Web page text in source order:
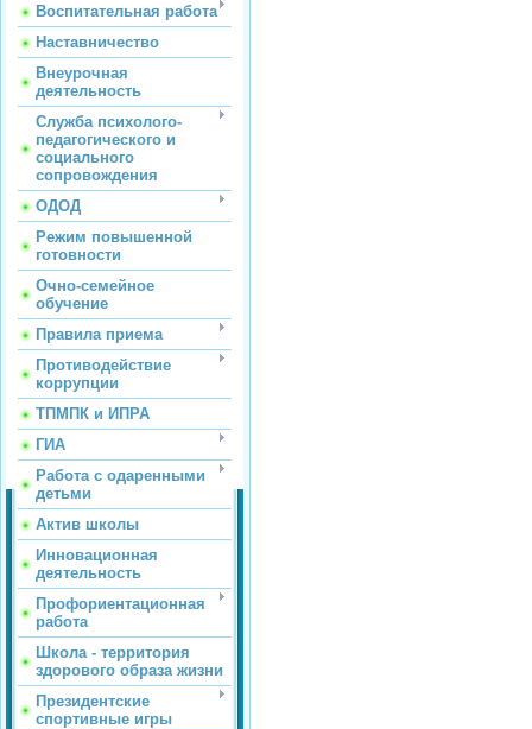
Воспитательная работа
Наставничество
Внеурочная
деятельность
Служба психолого-
педагогического и
социального
сопровождения
ОДОД
Режим повышенной
готовности
Очно-семейное
обучение
Правила приема
Противодействие
коррупции
ТПМПК и ИПРА
ГИА
Работа с одаренными
детьми
Актив школы
Инновационная
деятельность
Профориентационная
работа
Школа - территория
здорового образа жизни
Президентские
спортивные игры